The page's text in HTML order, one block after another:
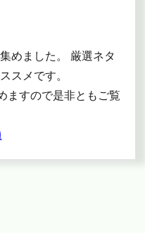
めました。 厳選ネタ
スメです。
ますので是非ともご覧